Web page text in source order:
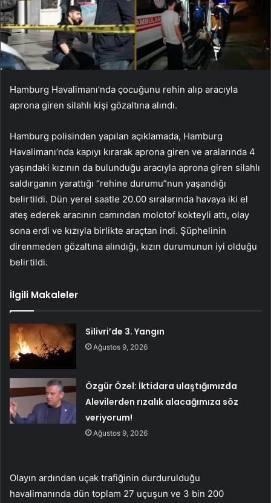
Hamburg Havalimanı’nda çocuğunu rehin alıp aracıyla
aprona giren silahlı kişi gözaltına alındı.
Hamburg polisinden yapılan açıklamada, Hamburg
Havalimanı’nda kapıyı kırarak aprona giren ve aralarında 4
yaşındaki kızının da bulunduğu aracıyla aprona giren silahlı
saldırganın yarattığı “rehine durumu”nun yaşandığı
belirtildi. Dün yerel saatle 20.00 sıralarında havaya iki el
ateş ederek aracının camından molotof kokteyli attı, olay
sona erdi ve kızıyla birlikte araçtan indi. Şüphelinin
direnmeden gözaltına alındığı, kızın durumunun iyi olduğu
belirtildi.
İlgili Makaleler
Silivri’de 3. Yangın
Ağustos 9, 2026
Özgür Özel: İktidara ulaştığımızda
Alevilerden rızalık alacağımıza söz
veriyorum!
Ağustos 9, 2026
Olayın ardından uçak trafiğinin durdurulduğu
havalimanında dün toplam 27 uçuşun ve 3 bin 200